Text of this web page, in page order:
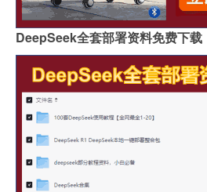
DeepSeek全套部署资料免费下载